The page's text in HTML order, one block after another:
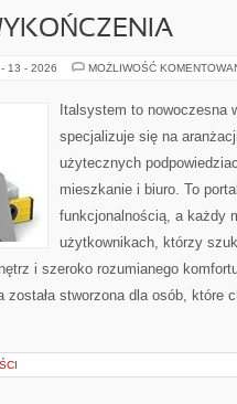
13 - 2026 MOŻLIWOŚĆ
Italsystem to nowoczesna
specjalizuje się na
użytecznych
mieszkanie i biuro. To
funkcjonalnością, a każdy
użytkownikach, którzy
i szeroko rozumianego
została stworzona dla osób, które